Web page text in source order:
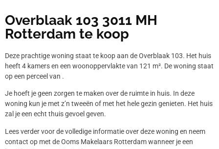
Overblaak 103 3011 MH
Rotterdam te koop
Deze prachtige woning staat te koop aan de Overblaak 103. Het huis
heeft 4 kamers en een woonoppervlakte van 121 m². De woning staat
op een perceel van .
Je hoeft je geen zorgen te maken over de ruimte in huis. In deze
woning kun je met z’n tweeën of met het hele gezin genieten. Het huis
zal je een echt thuis gevoel geven.
Lees verder voor de volledige informatie over deze woning en neem
contact op met de Ooms Makelaars Rotterdam wanneer je een